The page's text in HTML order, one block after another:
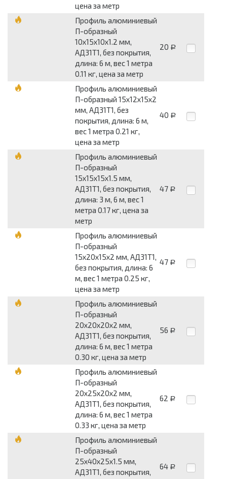
цена за метр
Профиль алюминиевый
П-образный
10x15x10x1.2 мм,
АД31Т1, без покрытия,
длина: 6 м, вес 1 метра
0.11 кг, цена за метр
20 Р
Профиль алюминиевый
П-образный 15x12x15x2
мм, АД31Т1, без
покрытия, длина: 6 м,
вес 1 метра 0.21 кг,
цена за метр
40 Р
Профиль алюминиевый
П-образный
15x15x15x1.5 мм,
АД31Т1, без покрытия,
длина: 3 м, 6 м, вес 1
метра 0.17 кг, цена за
метр
47 Р
Профиль алюминиевый
П-образный
15x20x15x2 мм, АД31Т1,
без покрытия, длина: 6
м, вес 1 метра 0.25 кг,
цена за метр
47 Р
Профиль алюминиевый
П-образный
20x20x20x2 мм,
АД31Т1, без покрытия,
длина: 6 м, вес 1 метра
0.30 кг, цена за метр
56 Р
Профиль алюминиевый
П-образный
20x25x20x2 мм,
АД31Т1, без покрытия,
длина: 6 м, вес 1 метра
0.33 кг, цена за метр
62 Р
Профиль алюминиевый
П-образный
25x40x25x1.5 мм,
АД31Т1, без покрытия,
64 Р